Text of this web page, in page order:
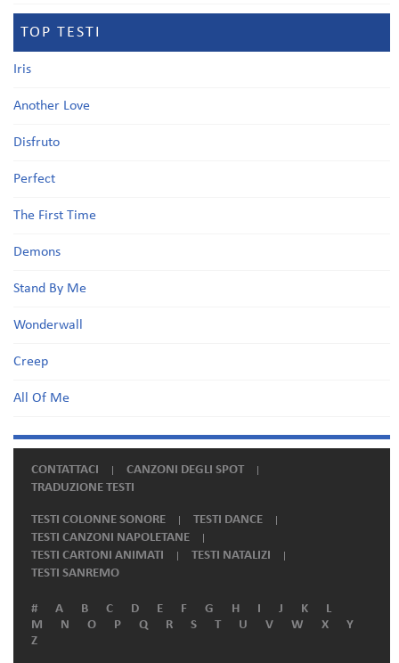
TOP TESTI
Iris
Another Love
Disfruto
Perfect
The First Time
Demons
Stand By Me
Wonderwall
Creep
All Of Me
CONTATTACI
CANZONI DEGLI SPOT
TRADUZIONE TESTI
TESTI COLONNE SONORE
TESTI DANCE
TESTI CANZONI NAPOLETANE
TESTI CARTONI ANIMATI
TESTI NATALIZI
TESTI SANREMO
# A B C D E F G H I J K
L
M
N O P Q R S T U V W X
Y
Z